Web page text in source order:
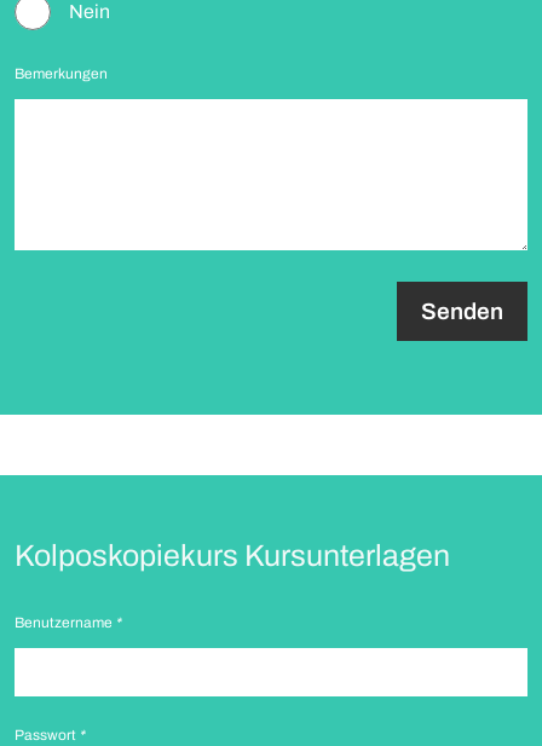
Nein
Bemerkungen
Kolposkopiekurs Kursunterlagen
Benutzername *
Passwort *